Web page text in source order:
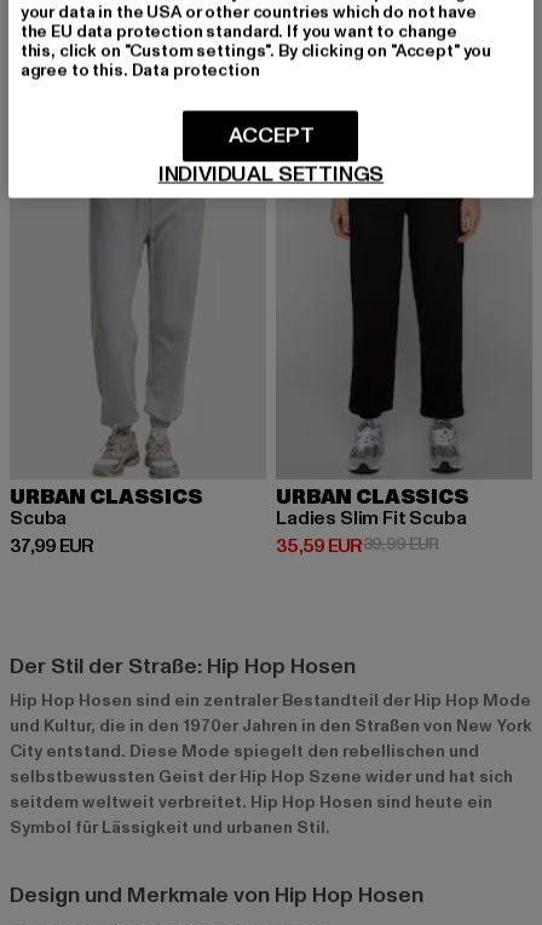
56,99 EUR
Derzeitiger Preis: 56,99 EUR
47,49 EUR
Derzeitiger Preis: 47,49 EUR
URBAN CLASSICS
Scuba
37,99 EUR
Derzeitiger Preis: 37,99 EUR
-11%
URBAN CLASSICS
Ladies Slim Fit Scuba
35,59 EUR
Derzeitiger Preis: 35,59 EUR
39,99 EURAktionspreis:
Der Stil der Straße: Hip Hop Hosen
Hip Hop Hosen sind ein zentraler Bestandteil der Hip Hop Mode
und Kultur, die in den 1970er Jahren in den Straßen von New York
City entstand. Diese Mode spiegelt den rebellischen und
selbstbewussten Geist der Hip Hop Szene wider und hat sich
seitdem weltweit verbreitet. Hip Hop Hosen sind heute ein
Symbol für Lässigkeit und urbanen Stil.
Design und Merkmale von Hip Hop Hosen
your data in the USA or other countries which do not have
the EU data protection standard. If you want to change
this, click on "Custom settings". By clicking on "Accept" you
agree to this. Data protection
INDIVIDUAL SETTINGS
ACCEPT